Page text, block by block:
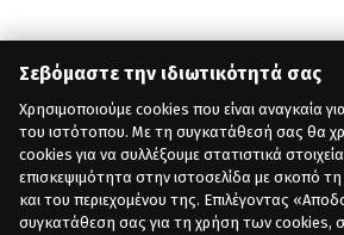
Σεβόμαστε την ιδιωτικότητά σας
Χρησιμοποιούμε cookies που είναι αναγκαία
του ιστότοπου. Με τη συγκατάθεσή σας θα
cookies για να συλλέξουμε στατιστικά
επισκεψιμότητα στην ιστοσελίδα με σκοπό
και του περιεχομένου της. Επιλέγοντας
συγκατάθεση σας για τη χρήση των cookies,